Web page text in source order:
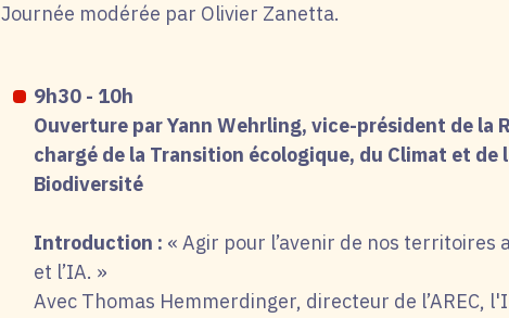
Journée modérée par Olivier Zanetta.
9h30 - 10h
Ouverture par Yann Wehrling, vice-président de la
chargé de la Transition écologique, du Climat et de
Biodiversité
Introduction : « Agir pour l’avenir de nos territoires
et l’IA. »
Avec Thomas Hemmerdinger, directeur de l’AREC,